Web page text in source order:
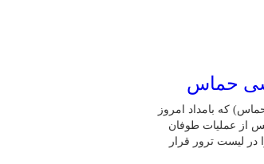
حماس
که بامداد امروز
از عملیات طوفان
لیست ترور قرار